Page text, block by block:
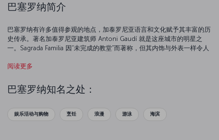
巴塞罗纳简介
巴塞罗纳有许多值得参观的地点，加泰罗尼亚语言和文化赋予其丰富的历
史传承。著名加泰罗尼亚建筑师 Antoni Gaudí 就是这座城市的明星之
一。Sagrada Familia 因“未完成的教堂”而著称，但其内饰与外表一样令人
了这位艺术家的想象力和创造力。La Rambla 会让您的血脉加速，而
您的味蕾 — 一定要去尝尝著名的加泰罗尼亚美食。
阅读更多
巴塞罗纳知名之处：
娱乐活动与购物 烹饪 浪漫 游泳 海滨